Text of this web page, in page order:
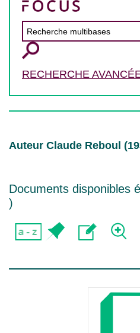
RECHERCHE
Auteur Claude Reboul
Documents disponibles
)